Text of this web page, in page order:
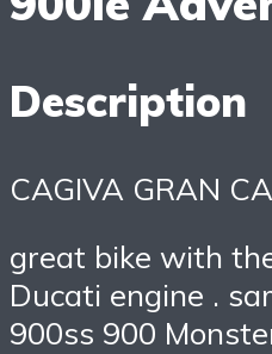
Description
CAGIVA GRAN
great bike with
Ducati engine .
900ss 900